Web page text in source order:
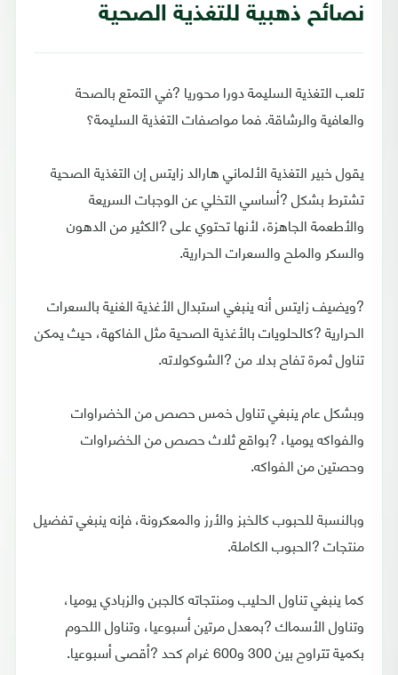
نصائح ذهبية للتغذية الصحية
تلعب التغذية السليمة دورا محوريا ?في التمتع بالصحة
والعافية والرشاقة. فما مواصفات التغذية السليمة؟
يقول خبير التغذية الألماني هارالد زايتس إن التغذية الصحية
تشترط بشكل ?أساسي التخلي عن الوجبات السريعة
والأطعمة الجاهزة، لأنها تحتوي على ?الكثير من الدهون
والسكر والملح والسعرات الحرارية.
?ويضيف زايتس أنه ينبغي استبدال الأغذية الغنية بالسعرات
الحرارية ?كالحلويات بالأغذية الصحية مثل الفاكهة، حيث يمكن
تناول ثمرة تفاح بدلا من ?الشوكولاته.
وبشكل عام ينبغي تناول خمس حصص من الخضراوات
والفواكه يوميا، ?بواقع ثلاث حصص من الخضراوات
وحصتين من الفواكه.
وبالنسبة للحبوب كالخبز والأرز والمعكرونة، فإنه ينبغي تفضيل
منتجات ?الحبوب الكاملة.
كما ينبغي تناول الحليب ومنتجاته كالجبن والزبادي يوميا،
وتناول الأسماك ?بمعدل مرتين أسبوعيا، وتناول اللحوم
بكمية تتراوح بين 300 و600 غرام كحد ?أقصى أسبوعيا.